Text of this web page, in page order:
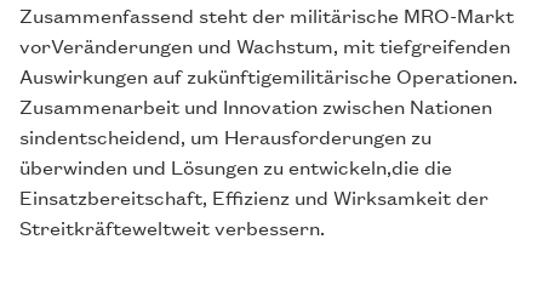
Zusammenfassend steht der militärische MRO-Markt
vorVeränderungen und Wachstum, mit tiefgreifenden
Auswirkungen auf zukünftigemilitärische Operationen.
Zusammenarbeit und Innovation zwischen Nationen
sindentscheidend, um Herausforderungen zu
überwinden und Lösungen zu entwickeln,die die
Einsatzbereitschaft, Effizienz und Wirksamkeit der
Streitkräfteweltweit verbessern.